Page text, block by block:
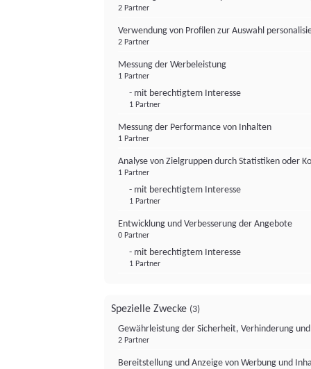
2 Partner
Verwendung von Profilen zur Auswahl
2 Partner
Messung der Werbeleistung
1 Partner
- mit berechtigtem Interesse
1 Partner
Messung der Performance von Inhalten
1 Partner
Analyse von Zielgruppen durch Statistiken oder
1 Partner
- mit berechtigtem Interesse
1 Partner
Entwicklung und Verbesserung der Angebote
0 Partner
- mit berechtigtem Interesse
1 Partner
Spezielle Zwecke (3)
Gewährleistung der Sicherheit, Verhinderung
2 Partner
Bereitstellung und Anzeige von Werbung und